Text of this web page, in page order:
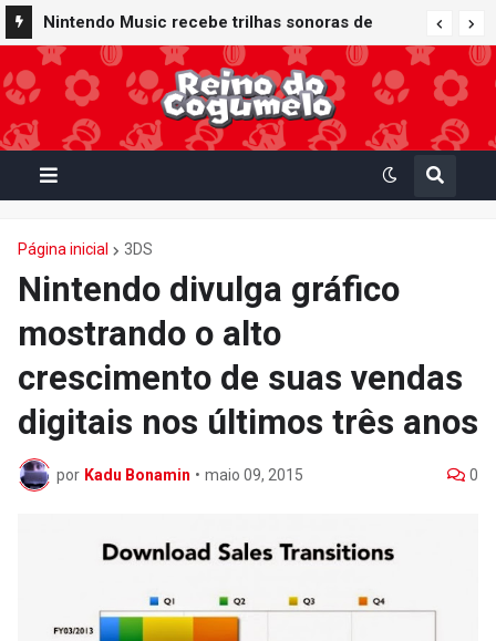
Nintendo Music recebe trilhas sonoras de
Virtual Boy Wario Land, Mario Clash e Mario's
Tennis em adição histórica ao catálogo
Página inicial 3DS
Nintendo divulga gráfico
mostrando o alto
crescimento de suas vendas
digitais nos últimos três anos
por Kadu Bonamin • maio 09, 2015 0